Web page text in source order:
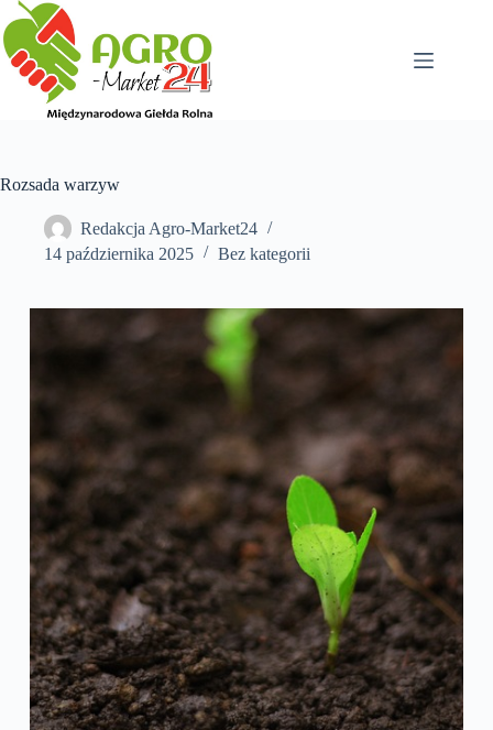
Przejdź
do
treści
Rozsada warzyw
Redakcja Agro-Market24
14 października 2025
Bez kategorii